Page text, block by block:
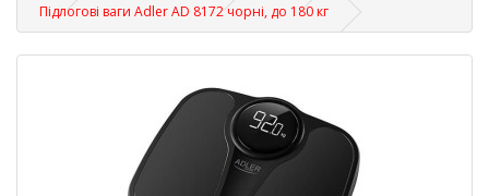
Підлогові ваги Adler AD 8172 чорні, до 180 кг